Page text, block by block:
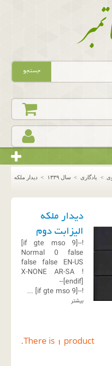
جستجو
> یادگاری > سال ١٣٣٩ > دیدار ملکه
دیدار ملکه
الیزابت دوم
!--[if gte mso 9]
Normal
0
false
false false
EN-US
X-NONE
AR-SA
!
[endif]--
!--[if gte mso 9]
...
بیشتر
There is 1 product.